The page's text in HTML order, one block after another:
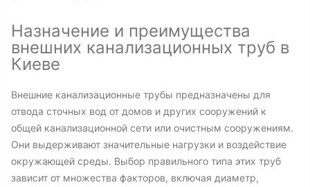
Назначение и преимущества
внешних канализационных труб в
Киеве
Внешние канализационные трубы предназначены для
отвода сточных вод от домов и других сооружений к
общей канализационной сети или очистным сооружениям.
Они выдерживают значительные нагрузки и воздействие
окружающей среды. Выбор правильного типа этих труб
зависит от множества факторов, включая диаметр,